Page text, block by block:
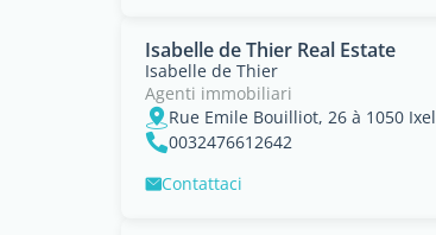
Isabelle de Thier Real Estate
Isabelle de Thier
Agenti immobiliari
Rue Emile Bouilliot, 26 à 1050
0032476612642
Contattaci